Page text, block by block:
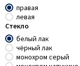
правая
левая
Стекло
белый лак
чёрный лак
монохром серый